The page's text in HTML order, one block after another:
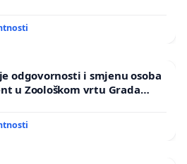
odgovornosti i smjenu osoba
u Zoološkom vrtu Grada